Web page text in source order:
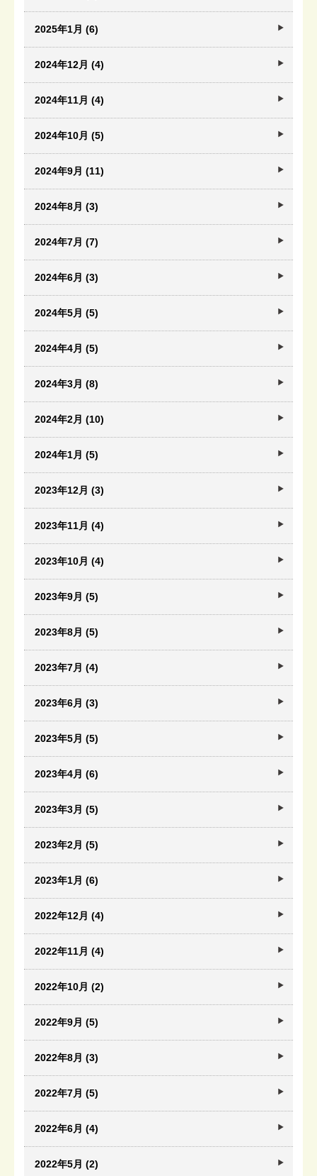
2025年1月 (6)
2024年12月 (4)
2024年11月 (4)
2024年10月 (5)
2024年9月 (11)
2024年8月 (3)
2024年7月 (7)
2024年6月 (3)
2024年5月 (5)
2024年4月 (5)
2024年3月 (8)
2024年2月 (10)
2024年1月 (5)
2023年12月 (3)
2023年11月 (4)
2023年10月 (4)
2023年9月 (5)
2023年8月 (5)
2023年7月 (4)
2023年6月 (3)
2023年5月 (5)
2023年4月 (6)
2023年3月 (5)
2023年2月 (5)
2023年1月 (6)
2022年12月 (4)
2022年11月 (4)
2022年10月 (2)
2022年9月 (5)
2022年8月 (3)
2022年7月 (5)
2022年6月 (4)
2022年5月 (2)